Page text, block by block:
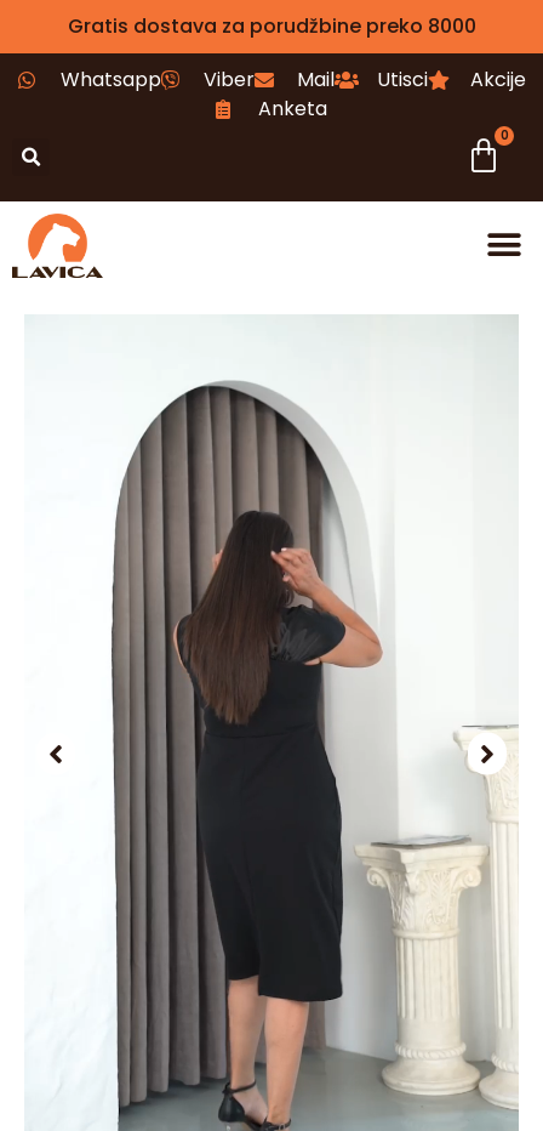
Gratis dostava za porudžbine preko 8000
Whatsapp
Viber Mail Utisci
Akcije
Anketa
0